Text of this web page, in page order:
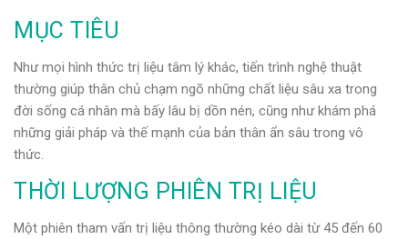
MỤC TIÊU
Như mọi hình thức trị liệu tâm lý khác, tiến trình nghệ thuật
thường giúp thân chủ chạm ngõ những chất liệu sâu xa trong
đời sống cá nhân mà bấy lâu bị dồn nén, cũng như khám phá
những giải pháp và thế mạnh của bản thân ẩn sâu trong vô
thức.
THỜI LƯỢNG PHIÊN TRỊ LIỆU
Một phiên tham vấn trị liệu thông thường kéo dài từ 45 đến 60